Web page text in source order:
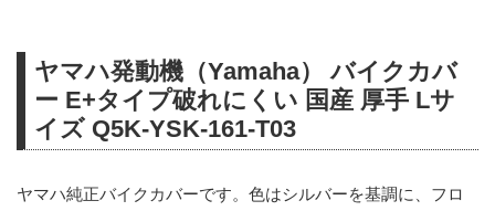
ヤマハ発動機（Yamaha） バイクカバ
ー E+タイプ破れにくい 国産 厚手 Lサ
イズ Q5K-YSK-161-T03
ヤマハ純正バイクカバーです。色はシルバーを基調に、フロ